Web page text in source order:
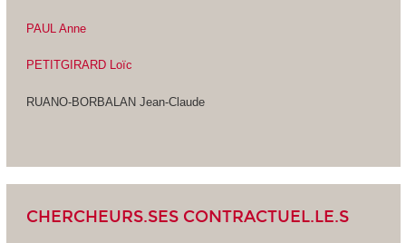
PAUL Anne
PETITGIRARD Loïc
RUANO-BORBALAN Jean-Claude
CHERCHEURS.SES CONTRACTUEL.LE.S